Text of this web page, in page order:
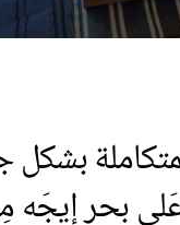
عَلى بحر